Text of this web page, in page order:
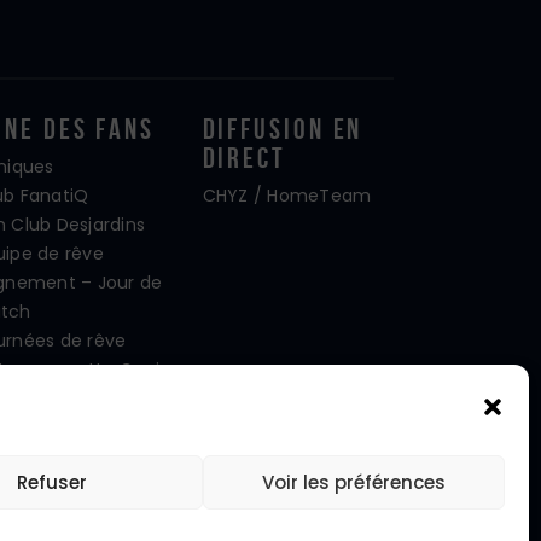
Refuser Voir les préférences
Des Fans
FanatiQ
Club Desjardins
de rêve
– Jour de
de rêve
mascotte Capi
Diffusion En
Direct
CHYZ / HomeTeam